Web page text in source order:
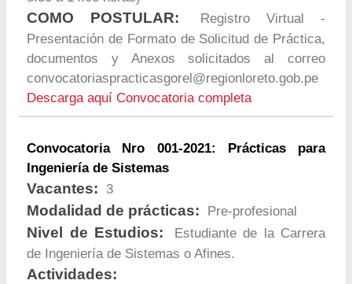
COMO POSTULAR:
Registro Virtual -
Presentación de Formato de Solicitud de Práctica,
documentos y Anexos solicitados al correo
convocatoriaspracticasgorel@regionloreto.gob.pe
Descarga aquí Convocatoria completa
Convocatoria Nro 001-2021: Prácticas para
Ingeniería de Sistemas
Vacantes: 3
Modalidad de prácticas: Pre-profesional
Nivel de Estudios:
Estudiante de la Carrera
de Ingeniería de Sistemas o Afines.
Actividades: